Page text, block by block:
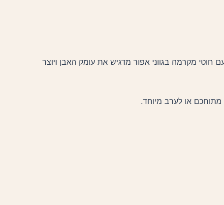
חוטי מקרמה בגווני אפור מדגיש את עומק האבן ויוצר
מתוחכם או לערב מיוחד.